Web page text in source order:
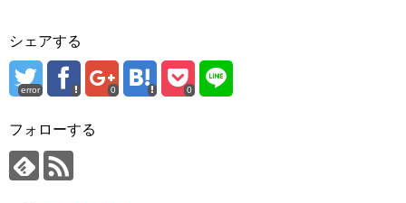
シェアする
error 0 0
フォローする